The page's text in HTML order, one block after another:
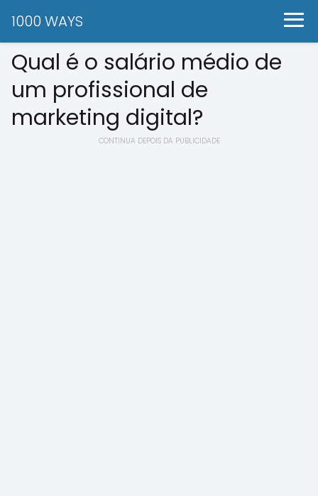
1000 WAYS
Qual é o salário médio de
um profissional de
marketing digital?
CONTINUA DEPOIS DA PUBLICIDADE